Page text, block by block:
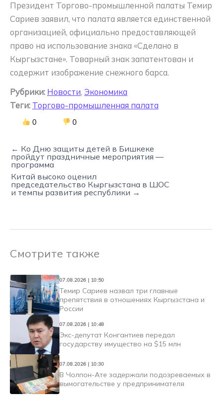
Президент Торгово-промышленной палаты Темир
Сариев заявил, что палата является единственной
организацией, официально предоставляющей
право на использование знака «Сделано в
Кыргызстане». Товарный знак запатентован и
содержит изображение снежного барса.
Рубрики: Новости, Экономика
Теги: Торгово-промышленная палата
0 0
← Ко Дню защиты детей в Бишкеке
пройдут праздничные мероприятия —
программа
Китай высоко оценил
председательство Кыргызстана в ШОС
и темпы развития республики →
Смотрите также
07.08.2026 | 10:50
Темир Сариев назвал три главные
препятствия в отношениях Кыргызстана и
России
07.08.2026 | 10:48
Экс-депутат Конгантиев передал
государству имущество на $15 млн
07.08.2026 | 10:30
В Чолпон-Ате задержали подозреваемых в
вымогательстве у предпринимателя